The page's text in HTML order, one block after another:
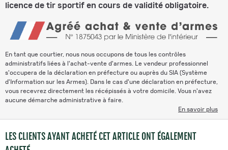
licence de tir sportif en cours de validité obligatoire.
En tant que courtier, nous nous occupons de tous les contrôles
administratifs liées à l'achat-vente d'armes. Le vendeur professionnel
s'occupera de la déclaration en préfecture ou auprès du SIA (Système
d'Information sur les Armes). Dans le cas d'une déclaration en préfecture,
vous recevrez directement les récépissés à votre domicile. Vous n'avez
aucune démarche administrative à faire.
En savoir plus
LES CLIENTS AYANT ACHETÉ CET ARTICLE ONT ÉGALEMENT